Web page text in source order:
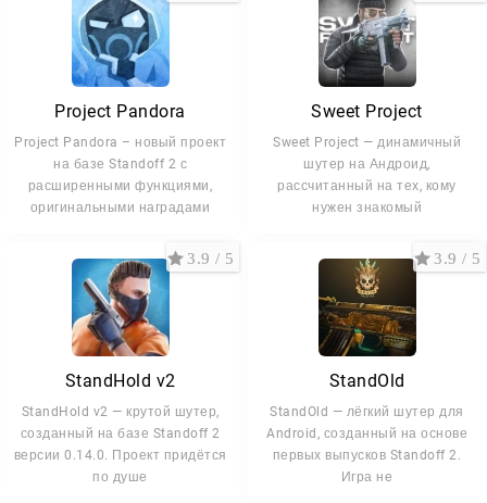
Project Pandora
Project Pandora – новый проект
на базе Standoff 2 с
расширенными функциями,
оригинальными наградами
Sweet Project
Sweet Project — динамичный
шутер на Андроид,
рассчитанный на тех, кому
нужен знакомый
StandHold v2
StandHold v2 — крутой шутер,
созданный на базе Standoff 2
версии 0.14.0. Проект придётся
по душе
3.9 / 5
StandOld
StandOld — лёгкий шутер для
Android, созданный на основе
первых выпусков Standoff 2.
Игра не
3.9 / 5